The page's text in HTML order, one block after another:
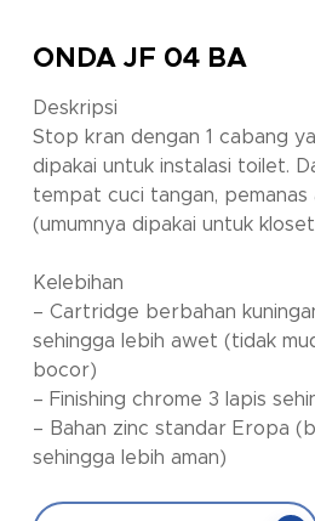
ONDA JF 04 BA
Deskripsi
Stop kran dengan 1 cabang
dipakai untuk instalasi toilet.
tempat cuci tangan, pemanas
(umumnya dipakai untuk
Kelebihan
– Cartridge berbahan
sehingga lebih awet (tidak
bocor)
– Finishing chrome 3 lapis
– Bahan zinc standar Eropa
sehingga lebih aman)